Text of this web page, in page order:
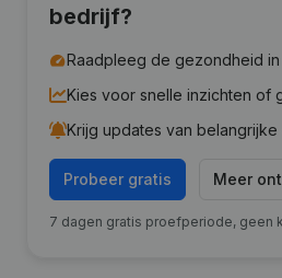
bedrijf?
Raadpleeg de gezondheid
Kies voor snelle inzichten of
Krijg updates van
Probeer gratis Meer
7 dagen gratis proefperiode, geen